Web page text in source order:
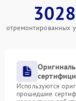
3028
отремонтированных
Используются
прошедшие